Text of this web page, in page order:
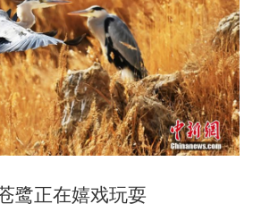
鹭正在嬉戏玩耍